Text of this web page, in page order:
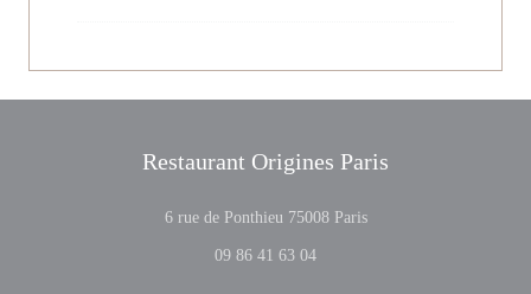
Restaurant Origines Paris
6 rue de Ponthieu 75008 Paris((abre en una nueva
09 86 41 63 04